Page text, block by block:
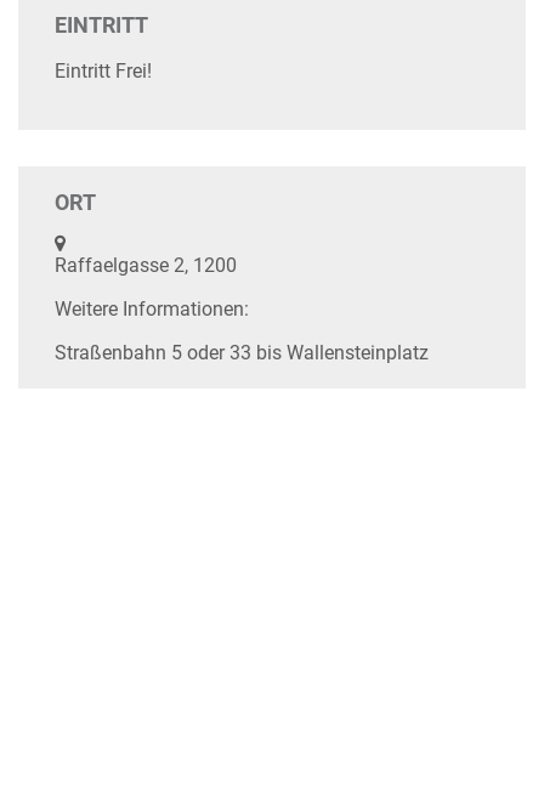
EINTRITT
Eintritt Frei!
ORT
Raffaelgasse 2, 1200
Weitere Informationen:
Straßenbahn 5 oder 33 bis Wallensteinplatz